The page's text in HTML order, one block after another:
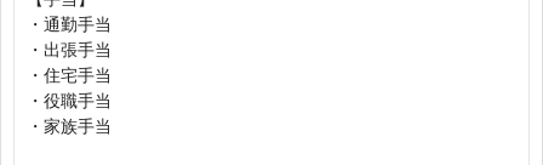
・通勤手当
・出張手当
・住宅手当
・役職手当
・家族手当